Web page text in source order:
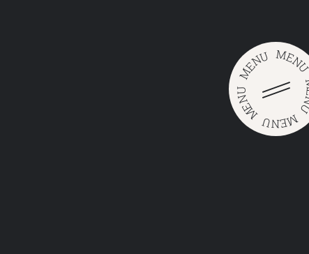
M
E
N
U
M
E
NU MEN
M
E
N
U